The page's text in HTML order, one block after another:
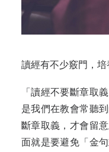
讀經有不少竅門，培
「讀經不要斷章取
是我們在教會常聽
斷章取義，才會留
面就是要避免「金